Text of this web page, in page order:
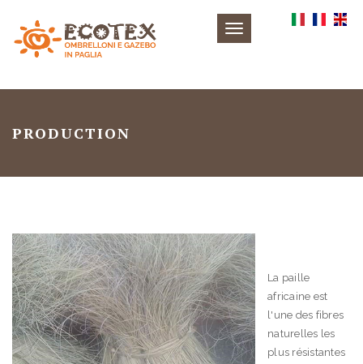
Toggle
PRODUCTION
La paille
africaine est
l'une des fibres
naturelles les
plus résistantes